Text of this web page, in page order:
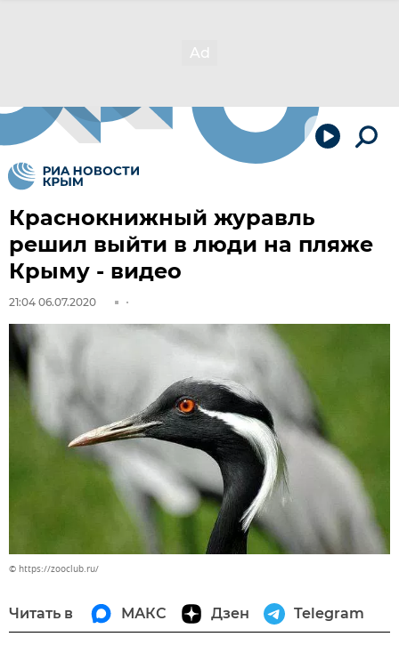
Краснокнижный журавль
решил выйти в люди на пляже
Крыму - видео
21:04 06.07.2020
© https://zooclub.ru/
Читать в МАКС Дзен Telegram